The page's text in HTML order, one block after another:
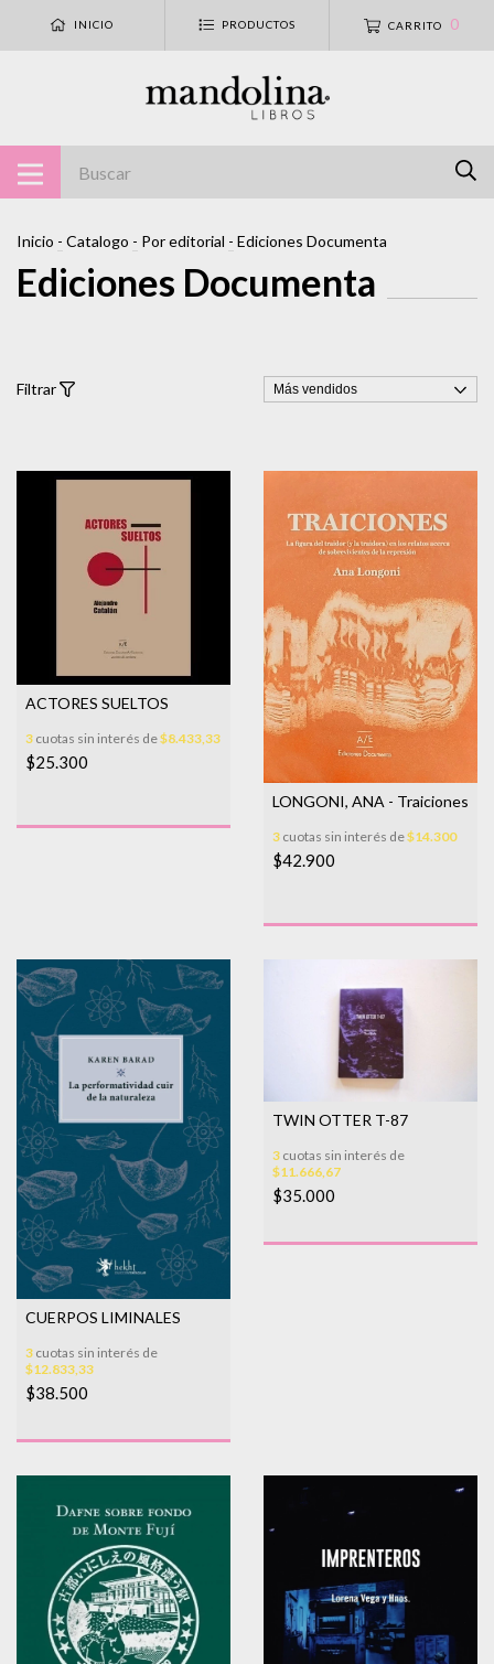
INICIO PRODUCTOS CARRITO 0
Inicio - Catalogo - Por editorial - Ediciones Documenta
Ediciones Documenta
Filtrar
ACTORES SUELTOS
3 cuotas sin interés de$8.433,33
$25.300
LONGONI, ANA - Traiciones
3 cuotas sin interés de$14.300
$42.900
CUERPOS LIMINALES
3 cuotas sin interés de
$12.833,33
$38.500
TWIN OTTER T-87
3 cuotas sin interés de
$11.666,67
$35.000